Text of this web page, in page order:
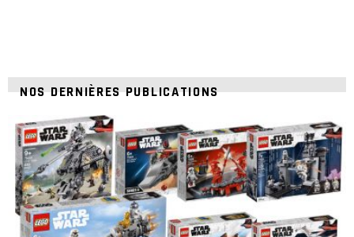
NOS DERNIÈRES PUBLICATIONS